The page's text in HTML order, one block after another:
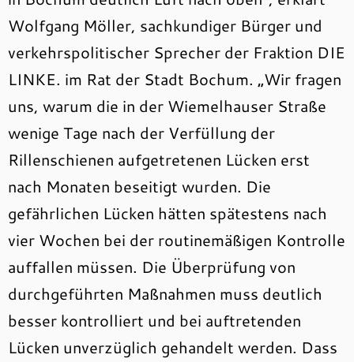
Wolfgang Möller, sachkundiger Bürger und
verkehrspolitischer Sprecher der Fraktion DIE
LINKE. im Rat der Stadt Bochum. „Wir fragen
uns, warum die in der Wiemelhauser Straße
wenige Tage nach der Verfüllung der
Rillenschienen aufgetretenen Lücken erst
nach Monaten beseitigt wurden. Die
gefährlichen Lücken hätten spätestens nach
vier Wochen bei der routinemäßigen Kontrolle
auffallen müssen. Die Überprüfung von
durchgeführten Maßnahmen muss deutlich
besser kontrolliert und bei auftretenden
Lücken unverzüglich gehandelt werden. Dass